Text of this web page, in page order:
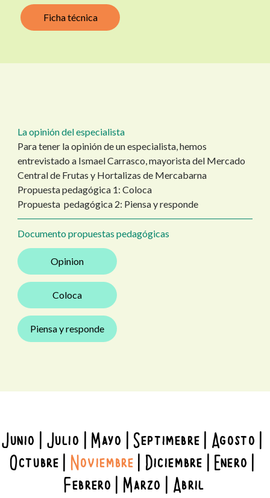
Ficha técnica
La opinión del especialista
Para tener la opinión de un especialista, hemos
entrevistado a Ismael Carrasco, mayorista del Mercado
Central de Frutas y Hortalizas de Mercabarna
Propuesta pedagógica 1: Coloca
Propuesta pedagógica 2: Piensa y responde
Documento propuestas pedagógicas
Opinion
Coloca
Piensa y responde
Junio Julio Mayo Septimebre Agosto
Octubre Noviembre Diciembre Enero
Febrero Marzo Abril